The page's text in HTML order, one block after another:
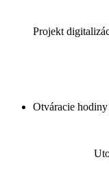
Projekt
Otváracie hodiny